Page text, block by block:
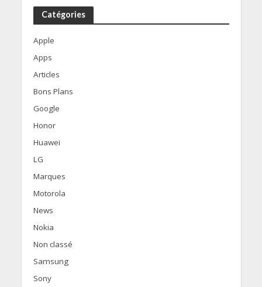
Catégories
Apple
Apps
Articles
Bons Plans
Google
Honor
Huawei
LG
Marques
Motorola
News
Nokia
Non classé
Samsung
Sony